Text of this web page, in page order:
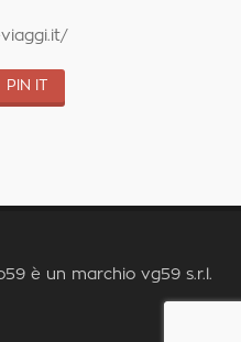
PIN IT
è un marchio vg59 s.r.l.